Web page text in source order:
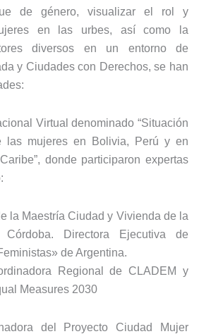
de género, visualizar el rol y
en las urbes, así como la
diversos en un entorno de
y Ciudades con Derechos, se han
Virtual denominado “Situación
las mujeres en Bolivia, Perú y en
donde participaron expertas
la Maestría Ciudad y Vivienda de la
Directora Ejecutiva de
de Argentina.
Regional de CLADEM y
Measures 2030
del Proyecto Ciudad Mujer